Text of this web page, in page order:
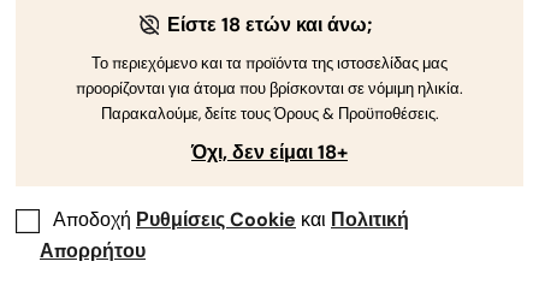
Οδηγός Καλλιέργειας Κάνναβης από τη Royal Queen Seeds
Ευρετήριο Θεμάτων Οδηγού Καλλιέργειας
Είστε 18 ετών και άνω;
Το περιεχόμενο και τα προϊόντα της ιστοσελίδας μας
προορίζονται για άτομα που βρίσκονται σε νόμιμη ηλικία.
Παρακαλούμε, δείτε τους Όρους & Προϋποθέσεις.
Όχι, δεν είμαι 18+
Αποδοχή Ρυθμίσεις Cookie και Πολιτική
Απορρήτου